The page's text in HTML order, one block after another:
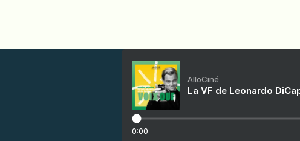
AlloCiné
La VF de Leonardo
0:00